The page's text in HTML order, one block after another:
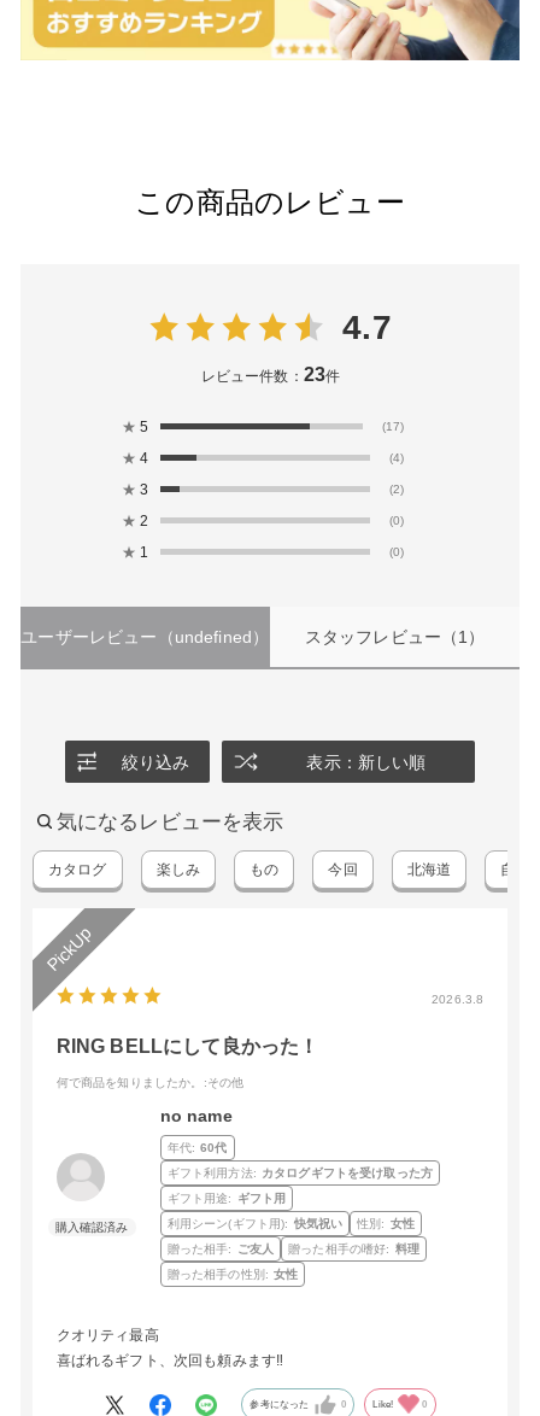
この商品のレビュー
4.7
レビュー件数： 23件
★ 5 (17)
★ 4 (4)
★ 3 (2)
★ 2 (0)
★ 1 (0)
ユーザーレビュー （undefined） スタッフレビュー （1）
絞り込み 表示：新しい順
気になるレビューを表示
カタログ 楽しみ もの 今回 北海道 自分
2026.3.8
RING BELLにして良かった！
何で商品を知りましたか。 :その他
no name
年代: 60代
ギフト利用方法: カタログギフトを受け取った方
ギフト用途:
ギフト用
利用シーン(ギフト用): 快気祝い 性別: 女性
贈った相手:
ご友人 贈った相手の嗜好: 料理
贈った相手の性別: 女性
クオリティ最高
喜ばれるギフト、次回も頼みます‼️
参考になった 0 Like! 0